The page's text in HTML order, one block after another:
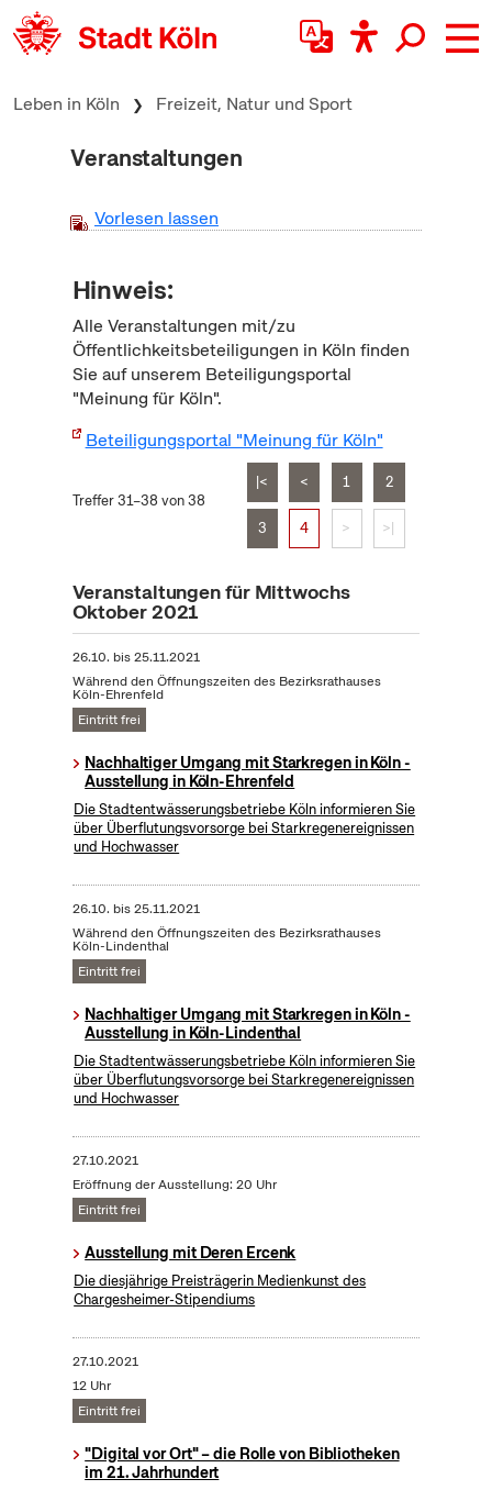
zum Inhalt springen
Leben in Köln Freizeit, Natur und Sport
Veranstaltungen
Vorlesen lassen
Hinweis:
Alle Veranstaltungen mit/zu
Öffentlichkeitsbeteiligungen in Köln finden
Sie auf unserem Beteiligungsportal
"Meinung für Köln".
Beteiligungsportal "Meinung für Köln"
Treffer 31–38 von 38
|< < 1 2
3 4 > >|
Veranstaltungen für Mittwochs
Oktober 2021
26.10. bis25.11.2021
Während den Öffnungszeiten des Bezirksrathauses
Köln-Ehrenfeld
Eintritt frei
Nachhaltiger Umgang mit Starkregen in Köln -
Ausstellung in Köln-Ehrenfeld
Die Stadtentwässerungsbetriebe Köln informieren Sie
über Überflutungsvorsorge bei Starkregenereignissen
und Hochwasser
26.10. bis25.11.2021
Während den Öffnungszeiten des Bezirksrathauses
Köln-Lindenthal
Eintritt frei
Nachhaltiger Umgang mit Starkregen in Köln -
Ausstellung in Köln-Lindenthal
Die Stadtentwässerungsbetriebe Köln informieren Sie
über Überflutungsvorsorge bei Starkregenereignissen
und Hochwasser
27.10.2021
Eröffnung der Ausstellung: 20 Uhr
Eintritt frei
Ausstellung mit Deren Ercenk
Die diesjährige Preisträgerin Medienkunst des
Chargesheimer-Stipendiums
27.10.2021
12 Uhr
Eintritt frei
"Digital vor Ort" – die Rolle von Bibliotheken
im 21. Jahrhundert